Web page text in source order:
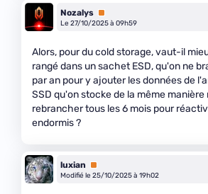
Nozalys Premium
Le 27/10/2025 à 09h59
Alors, pour du cold storage, vaut-il
rangé dans un sachet ESD, qu'on ne
par an pour y ajouter les données de
SSD qu'on stocke de la même manière
rebrancher tous les 6 mois pour
endormis ?
luxian
Premium
Modifié le 25/10/2025 à 19h02